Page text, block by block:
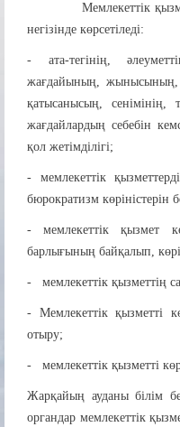
Мемлекеттік
негізінде көрсетіледі:
- ата-тегінің,
жағдайының, жынысының,
қатысанысың, сенімінің,
жағдайлардың себебін
қол жетімділігі;
- мемлекеттік
бюрократизм көріністерін
- мемлекеттік қызмет
барлығының байқалып,
- мемлекеттік қызметтің
- Мемлекеттік қызметті
отыру;
- мемлекеттік қызметті
Жарқайың ауданы білім
органдар мемлекеттік